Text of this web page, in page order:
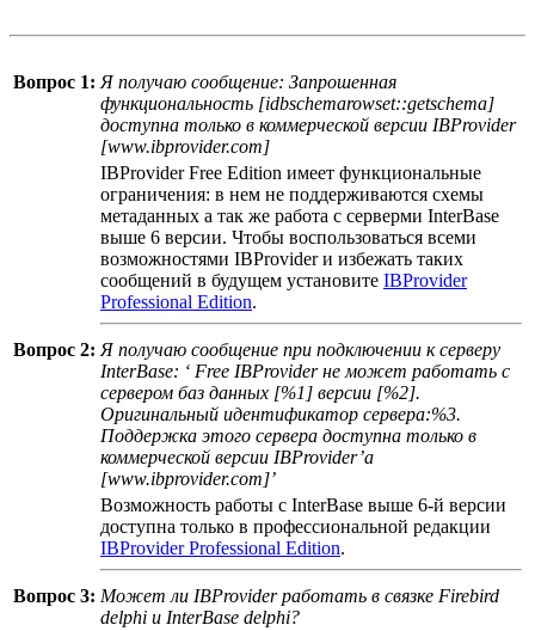
Вопрос 1: Я получаю сообщение: Запрошенная
функциональность [idbschemarowset::getschema]
доступна только в коммерческой версии IBProvider
[www.ibprovider.com]
IBProvider Free Edition имеет функциональные
ограничения: в нем не поддерживаются схемы
метаданных а так же работа с серверми InterBase
выше 6 версии. Чтобы воспользоваться всеми
возможностями IBProvider и избежать таких
сообщений в будущем установите IBProvider
Professional Edition.
Вопрос 2: Я получаю сообщение при подключении к серверу
InterBase: ‘ Free IBProvider не может работать с
сервером баз данных [%1] версии [%2].
Оригинальный идентификатор сервера:%3.
Поддержка этого сервера доступна только в
коммерческой версии IBProvider’a
[www.ibprovider.com]’
Возможность работы с InterBase выше 6-й версии
доступна только в профессиональной редакции
IBProvider Professional Edition.
Вопрос 3: Может ли IBProvider работать в связке Firebird
delphi и InterBase delphi?